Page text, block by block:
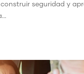
seguridad y